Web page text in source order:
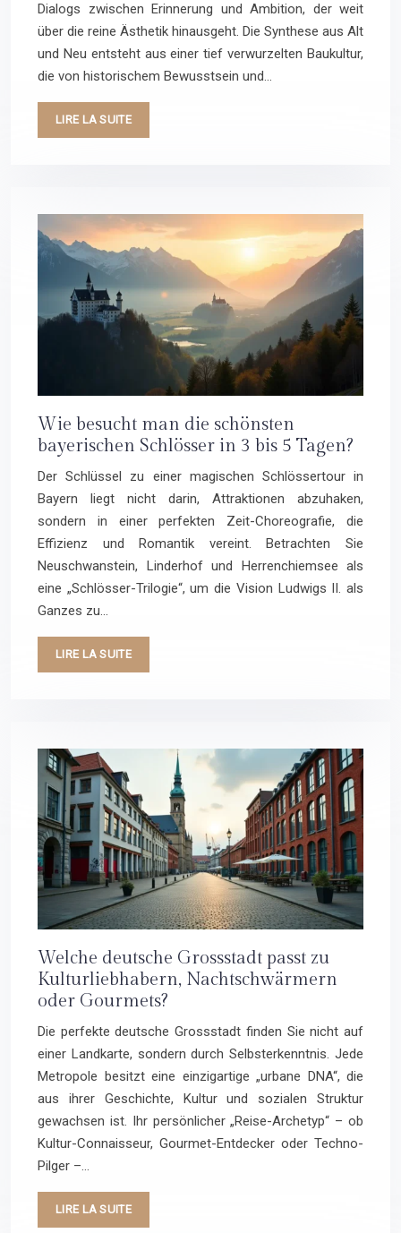
Dialogs zwischen Erinnerung und Ambition, der weit
über die reine Ästhetik hinausgeht. Die Synthese aus Alt
und Neu entsteht aus einer tief verwurzelten Baukultur,
die von historischem Bewusstsein und…
LIRE LA SUITE
Wie besucht man die schönsten
bayerischen Schlösser in 3 bis 5 Tagen?
Der Schlüssel zu einer magischen Schlössertour in
Bayern liegt nicht darin, Attraktionen abzuhaken,
sondern in einer perfekten Zeit-Choreografie, die
Effizienz und Romantik vereint. Betrachten Sie
Neuschwanstein, Linderhof und Herrenchiemsee als
eine „Schlösser-Trilogie“, um die Vision Ludwigs II. als
Ganzes zu…
LIRE LA SUITE
Welche deutsche Grossstadt passt zu
Kulturliebhabern, Nachtschwärmern
oder Gourmets?
Die perfekte deutsche Grossstadt finden Sie nicht auf
einer Landkarte, sondern durch Selbsterkenntnis. Jede
Metropole besitzt eine einzigartige „urbane DNA“, die
aus ihrer Geschichte, Kultur und sozialen Struktur
gewachsen ist. Ihr persönlicher „Reise-Archetyp“ – ob
Kultur-Connaisseur, Gourmet-Entdecker oder Techno-
Pilger –…
LIRE LA SUITE